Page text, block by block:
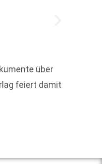
über
feiert damit